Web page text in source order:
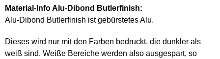
Material-Info Alu-Dibond Butlerfinish:
Alu-Dibond Butlerfinish ist gebürstetes Alu.
Dieses wird nur mit den Farben bedruckt, die dunkler als
weiß sind. Weiße Bereiche werden also ausgespart, so